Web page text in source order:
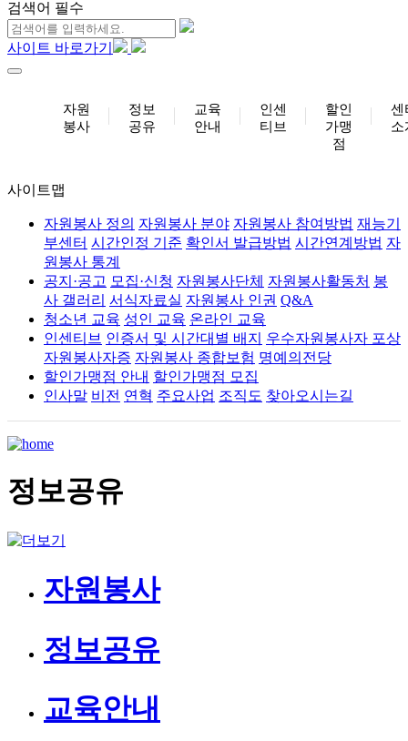
검색어 필수
사이트 바로가기
자원
봉사
정보
공유
교육
안내
인센
티브
할인
가맹
점
센
소
사이트맵
자원봉사 정의 자원봉사 분야 자원봉사 참여방법 재능기
부센터 시간인정 기준 확인서 발급방법 시간연계방법 자
원봉사 통계
공지·공고 모집·신청 자원봉사단체 자원봉사활동처 봉
사 갤러리 서식자료실 자원봉사 인권 Q&A
청소년 교육 성인 교육 온라인 교육
인센티브 인증서 및 시간대별 배지
우수자원봉사자 포상
자원봉사자증 자원봉사 종합보험 명예의전당
할인가맹점 안내 할인가맹점 모집
인사말 비전 연혁 주요사업 조직도 찾아오시는길
정보공유
자원봉사
정보공유
교육안내